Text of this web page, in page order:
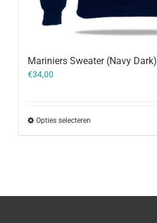
Mariniers Sweater (Navy Dark)
€34,00
Opties selecteren